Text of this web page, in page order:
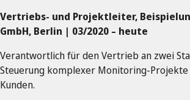
Vertriebs- und Projektleiter,
GmbH, Berlin | 03/2020 – heute
Verantwortlich für den Vertrieb an zwei
Steuerung komplexer Monitoring-Projekte
Kunden.